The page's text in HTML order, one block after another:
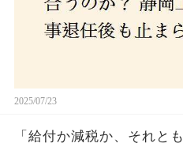
2025/07/23
「給付か減税か、それと